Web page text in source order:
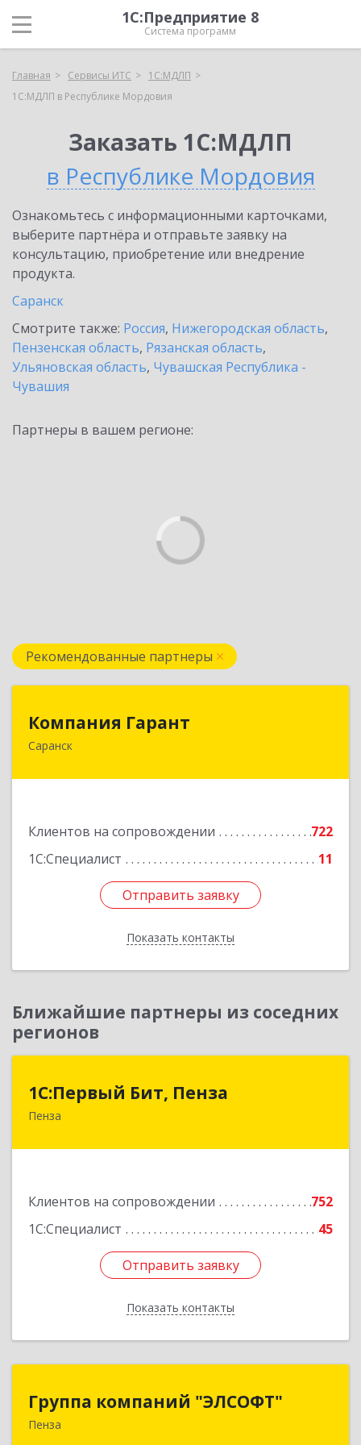
1С:Предприятие 8
Система программ
Главная Сервисы ИТС
1С:МДЛП
1С:МДЛП в Республике Мордовия
Заказать 1С:МДЛП
в Республике Мордовия
Ознакомьтесь с информационными карточками,
выберите партнёра и отправьте заявку на
консультацию, приобретение или внедрение
продукта.
Саранск
Смотрите также: Россия, Нижегородская область,
Пензенская область, Рязанская область,
Ульяновская область, Чувашская Республика -
Чувашия
Партнеры в вашем регионе:
Рекомендованные партнеры
Компания Гарант
Саранск
Клиентов на сопровождении
722
1С:Специалист
11
Отправить заявку
Показать контакты
Отправить заявку
Назад
Ближайшие партнеры из соседних
регионов
1С:Первый Бит, Пенза
Пенза
Клиентов на сопровождении
752
1С:Специалист
45
Отправить заявку
Показать контакты
440000, Пензенская обл, Пенза г, Московская
Отправить заявку
Назад
Группа компаний "ЭЛСОФТ"
Пенза
Группа компаний "ЭЛСОФТ"
440020, Пензенская обл, Пенза г, Суворова ул,